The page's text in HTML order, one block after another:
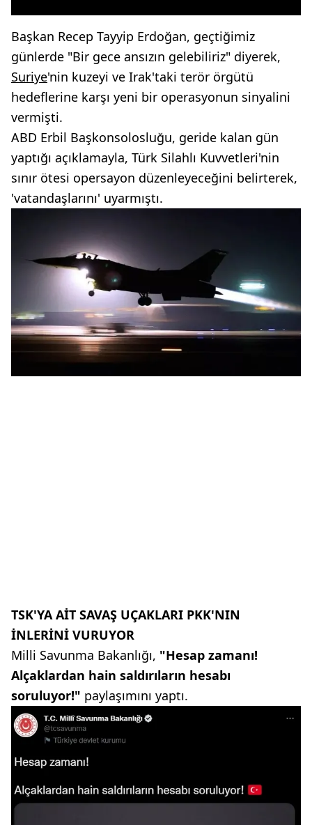
Başkan Recep Tayyip Erdoğan, geçtiğimiz
günlerde "Bir gece ansızın gelebiliriz" diyerek,
Suriye'nin kuzeyi ve Irak'taki terör örgütü
hedeflerine karşı yeni bir operasyonun sinyalini
vermişti.
ABD Erbil Başkonsolosluğu, geride kalan gün
yaptığı açıklamayla, Türk Silahlı Kuvvetleri'nin
sınır ötesi opersayon düzenleyeceğini belirterek,
'vatandaşlarını' uyarmıştı.
TSK'YA AİT SAVAŞ UÇAKLARI PKK'NIN
İNLERİNİ VURUYOR
Milli Savunma Bakanlığı, "Hesap zamanı!
Alçaklardan hain saldırıların hesabı
soruluyor!" paylaşımını yaptı.